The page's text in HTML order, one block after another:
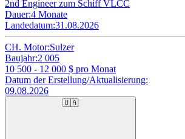
2nd Engineer zum Schiff VLCC
Dauer:4 Monate
Landedatum:31.08.2026
CH. Motor:Sulzer
Baujahr:2 005
10 500 - 12 000 $ pro Monat
Datum der Erstellung/Aktualisierung:
09.08.2026
🇺🇦